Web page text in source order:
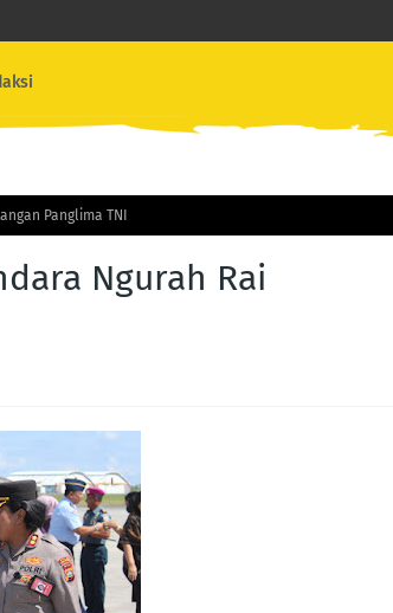
Panglima TNI
Ngurah Rai